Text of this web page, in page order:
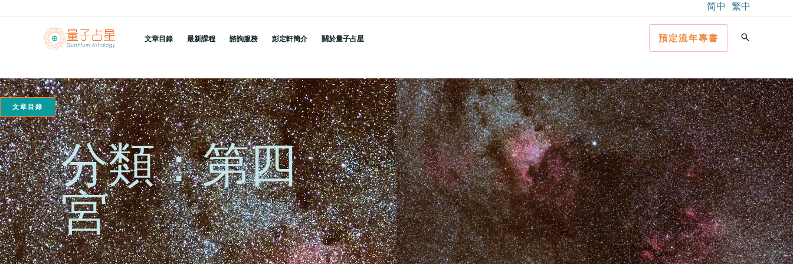
內
容
简中 繁中
文章目錄 最新課程 諮詢服務 彭定軒簡介 關於量子占星 預定流年專書
分類：第四
宮
文章目錄